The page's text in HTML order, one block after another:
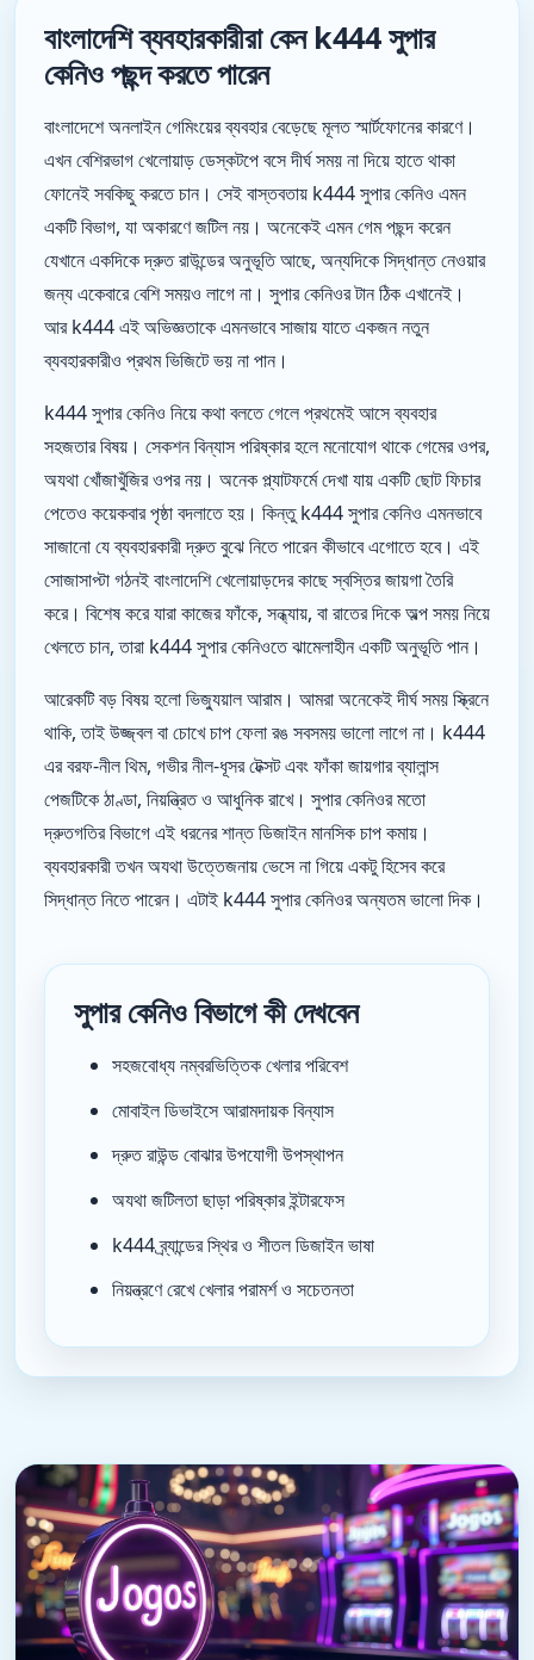
বাংলাদেশি ব্যবহারকারীরা কেন k444 সুপার
কেনিও পছন্দ করতে পারেন
বাংলাদেশে অনলাইন গেমিংয়ের ব্যবহার বেড়েছে মূলত স্মার্টফোনের কারণে।
এখন বেশিরভাগ খেলোয়াড় ডেস্কটপে বসে দীর্ঘ সময় না দিয়ে হাতে থাকা
ফোনেই সবকিছু করতে চান। সেই বাস্তবতায় k444 সুপার কেনিও এমন
একটি বিভাগ, যা অকারণে জটিল নয়। অনেকেই এমন গেম পছন্দ করেন
যেখানে একদিকে দ্রুত রাউন্ডের অনুভূতি আছে, অন্যদিকে সিদ্ধান্ত নেওয়ার
জন্য একেবারে বেশি সময়ও লাগে না। সুপার কেনিওর টান ঠিক এখানেই।
আর k444 এই অভিজ্ঞতাকে এমনভাবে সাজায় যাতে একজন নতুন
ব্যবহারকারীও প্রথম ভিজিটে ভয় না পান।
k444 সুপার কেনিও নিয়ে কথা বলতে গেলে প্রথমেই আসে ব্যবহার
সহজতার বিষয়। সেকশন বিন্যাস পরিষ্কার হলে মনোযোগ থাকে গেমের ওপর,
অযথা খোঁজাখুঁজির ওপর নয়। অনেক প্ল্যাটফর্মে দেখা যায় একটি ছোট ফিচার
পেতেও কয়েকবার পৃষ্ঠা বদলাতে হয়। কিন্তু k444 সুপার কেনিও এমনভাবে
সাজানো যে ব্যবহারকারী দ্রুত বুঝে নিতে পারেন কীভাবে এগোতে হবে। এই
সোজাসাপ্টা গঠনই বাংলাদেশি খেলোয়াড়দের কাছে স্বস্তির জায়গা তৈরি
করে। বিশেষ করে যারা কাজের ফাঁকে, সন্ধ্যায়, বা রাতের দিকে অল্প সময় নিয়ে
খেলতে চান, তারা k444 সুপার কেনিওতে ঝামেলাহীন একটি অনুভূতি পান।
আরেকটি বড় বিষয় হলো ভিজ্যুয়াল আরাম। আমরা অনেকেই দীর্ঘ সময় স্ক্রিনে
থাকি, তাই উজ্জ্বল বা চোখে চাপ ফেলা রঙ সবসময় ভালো লাগে না। k444
এর বরফ-নীল থিম, গভীর নীল-ধূসর টেক্সট এবং ফাঁকা জায়গার ব্যালান্স
পেজটিকে ঠাণ্ডা, নিয়ন্ত্রিত ও আধুনিক রাখে। সুপার কেনিওর মতো
দ্রুতগতির বিভাগে এই ধরনের শান্ত ডিজাইন মানসিক চাপ কমায়।
ব্যবহারকারী তখন অযথা উত্তেজনায় ভেসে না গিয়ে একটু হিসেব করে
সিদ্ধান্ত নিতে পারেন। এটাই k444 সুপার কেনিওর অন্যতম ভালো দিক।
সুপার কেনিও বিভাগে কী দেখবেন
সহজবোধ্য নম্বরভিত্তিক খেলার পরিবেশ
মোবাইল ডিভাইসে আরামদায়ক বিন্যাস
দ্রুত রাউন্ড বোঝার উপযোগী উপস্থাপন
অযথা জটিলতা ছাড়া পরিষ্কার ইন্টারফেস
k444 ব্র্যান্ডের স্থির ও শীতল ডিজাইন ভাষা
নিয়ন্ত্রণে রেখে খেলার পরামর্শ ও সচেতনতা